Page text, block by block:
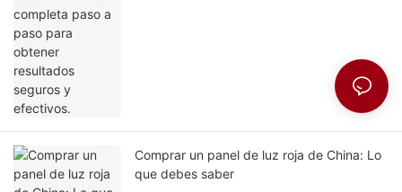
Comprar un panel de luz roja de China: Lo
que debes saber